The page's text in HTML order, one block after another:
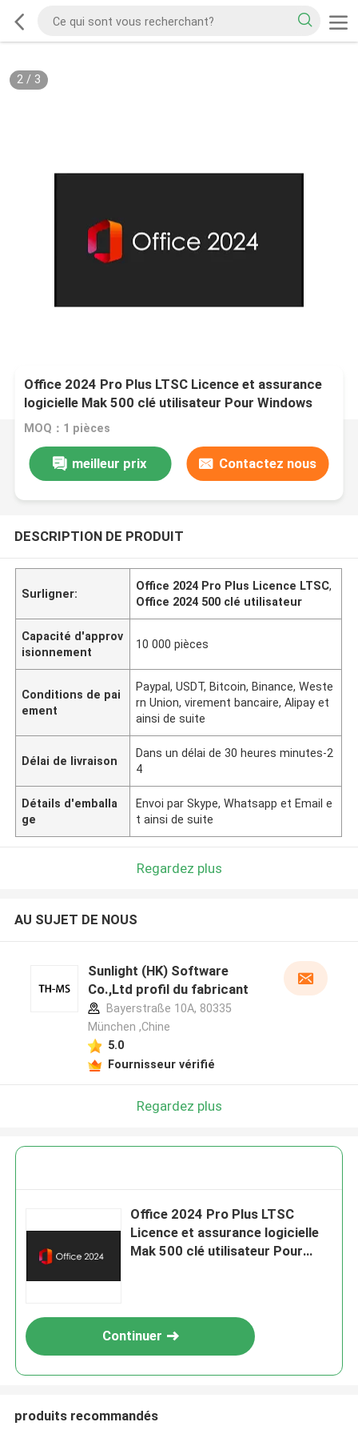
2/ 3
Office 2024 Pro Plus LTSC Licence et assurance
logicielle Mak 500 clé utilisateur Pour Windows
MOQ：1 pièces
meilleur prix Contactez nous
DESCRIPTION DE PRODUIT
Surligner:
Office 2024 Pro Plus Licence LTSC,
Office 2024 500 clé utilisateur
Capacité d'approv
isionnement
10 000 pièces
Conditions de pai
ement
Paypal, USDT, Bitcoin, Binance, Weste
rn Union, virement bancaire, Alipay et
ainsi de suite
Délai de livraison
Dans un délai de 30 heures minutes-2
4
Détails d'emballa
ge
Envoi par Skype, Whatsapp et Email e
t ainsi de suite
Regardez plus
AU SUJET DE NOUS
Sunlight (HK) Software
Co.,Ltd profil du fabricant
Bayerstraße 10A, 80335
München ,Chine
5.0
Fournisseur vérifié
Regardez plus
Office 2024 Pro Plus LTSC
Licence et assurance logicielle
Mak 500 clé utilisateur Pour
Continuer
produits recommandés